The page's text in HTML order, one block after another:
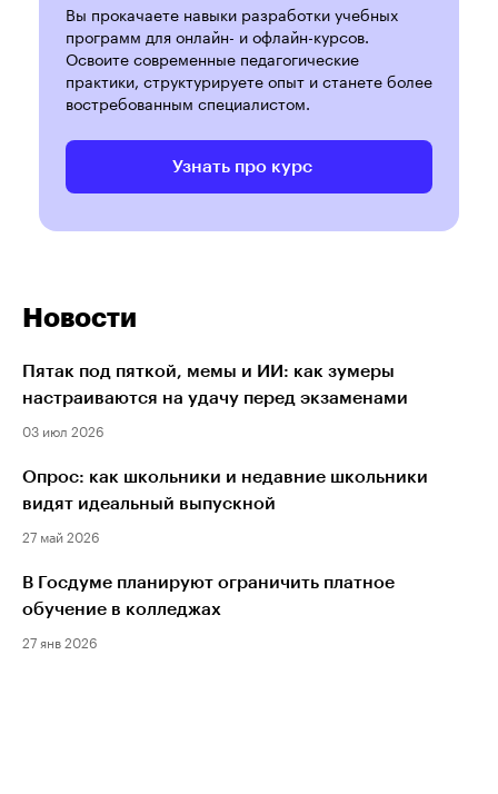
Вы прокачаете навыки разработки учебных
программ для онлайн- и офлайн-курсов.
Освоите современные педагогические
практики, структурируете опыт и станете более
востребованным специалистом.
Узнать про курс
Новости
Пятак под пяткой, мемы и ИИ: как зумеры
настраиваются на удачу перед экзаменами
03 июл 2026
Опрос: как школьники и недавние школьники
видят идеальный выпускной
27 май 2026
В Госдуме планируют ограничить платное
обучение в колледжах
27 янв 2026